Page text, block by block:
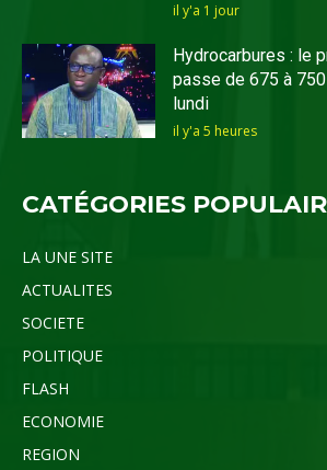
il y'a 1 jour
Hydrocarbures : le
passe de 675 à
lundi
il y'a 5 heures
CATÉGORIES
LA UNE SITE
ACTUALITES
SOCIETE
POLITIQUE
FLASH
ECONOMIE
REGION